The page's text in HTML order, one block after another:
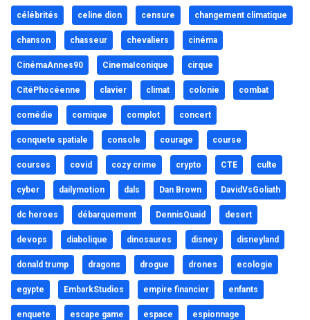
célébrités celine dion censure changement climatique
chanson chasseur chevaliers cinéma
CinémaAnnes90 CinemaIconique cirque
CitéPhocéenne clavier climat colonie combat
comédie comique complot concert
conquete spatiale console courage course
courses covid cozy crime crypto CTE culte
cyber dailymotion dals Dan Brown DavidVsGoliath
dc heroes débarquement DennisQuaid desert
devops diabolique dinosaures disney disneyland
donald trump dragons drogue drones ecologie
egypte EmbarkStudios empire financier enfants
enquete escape game espace espionnage